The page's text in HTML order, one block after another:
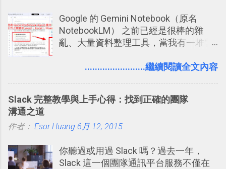
Google 的 Gemini Notebook（原名
NotebookLM） 之前已經是很棒的雜
亂、大量資料整理工具，當我有一堆需
量格式不一的混亂工作文件需要彙整，
Codex 這樣的 AI 工作作進階處理。
........................繼續閱讀全文內容
Slack 完整教學與上手心得：找到正確的團隊
溝通之道
作者： Esor Huang 6月 12, 2015
你聽過或用過 Slack 嗎？過去一年，
Slack 這一個團隊通訊平台服務不僅在